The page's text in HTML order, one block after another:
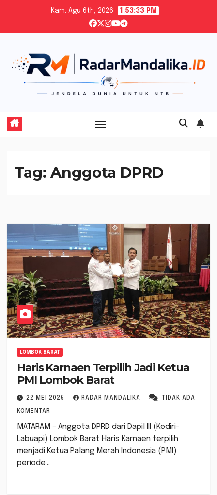
content
Kam. Agu 6th, 2026 1:53:33 PM
Tag: Anggota DPRD
LOMBOK BARAT
Haris Karnaen Terpilih Jadi Ketua
PMI Lombok Barat
22 MEI 2025 RADAR MANDALIKA TIDAK ADA
KOMENTAR
MATARAM – Anggota DPRD dari Dapil III (Kediri-
Labuapi) Lombok Barat Haris Karnaen terpilih
menjadi Ketua Palang Merah Indonesia (PMI)
periode…